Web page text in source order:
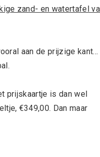
zand- en watertafel
aan de prijzige kant…
prijskaartje is dan wel
€349,00. Dan maar